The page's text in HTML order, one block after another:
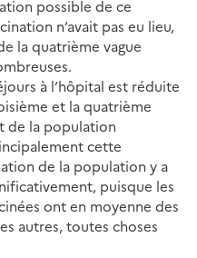
possible de ce
n’avait pas eu lieu,
la quatrième vague
à l’hôpital est réduite
et la quatrième
de la population
cette
de la population y a
puisque les
ont en moyenne des
autres, toutes choses